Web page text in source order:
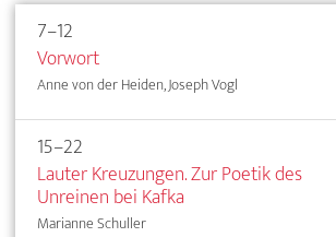
7–12
Vorwort
Anne von der Heiden, Joseph Vogl
15–22
Lauter Kreuzungen. Zur Poetik des
Unreinen bei Kafka
Marianne Schuller